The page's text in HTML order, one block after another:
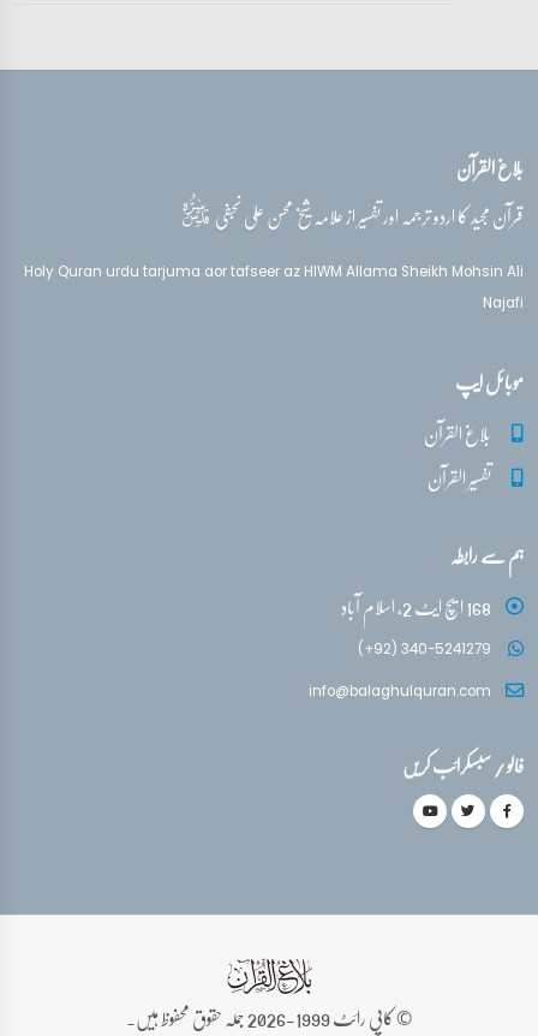
تفسیر قرآن سورہ ‎فصلت
بلاغ القرآن
قرآن مجید کا اردو ترجمہ اور تفسیر از علامہ شیخ محسن علی نجفیقدس‌سره
Holy Quran urdu tarjuma aor tafseer az HIWM Allama Sheikh Mohsin Ali
Najafi
موبائل ایپ
بلاغ القرآن
تفسیر القرآن
ہم سے رابطہ
168 ایچ ایٹ 2، اسلام آباد
(+92) 340-5241279
info@balaghulquran.com
فالو / سبسکرائب کریں
© کاپی رائٹ 1999-2026 جملہ حقوق محفوظ ہیں۔